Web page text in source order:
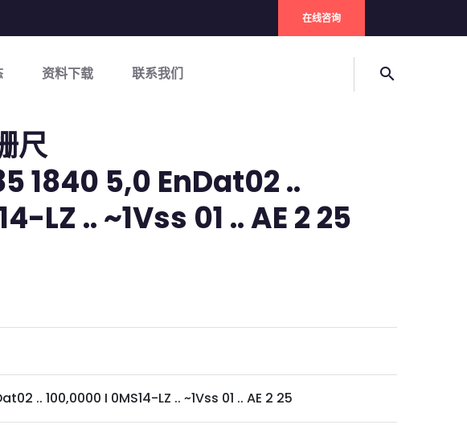
在线咨询
资料下载 联系我们 search
尺
1840 5,0 EnDat02 ..
LZ .. ~1Vss 01 .. AE 2 25
.. 100,0000 I 0MS14-LZ .. ~1Vss 01 .. AE 2 25